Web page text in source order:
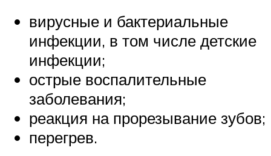
вирусные и бактериальные
инфекции, в том числе детские
инфекции;
острые воспалительные
заболевания;
реакция на прорезывание зубов;
перегрев.